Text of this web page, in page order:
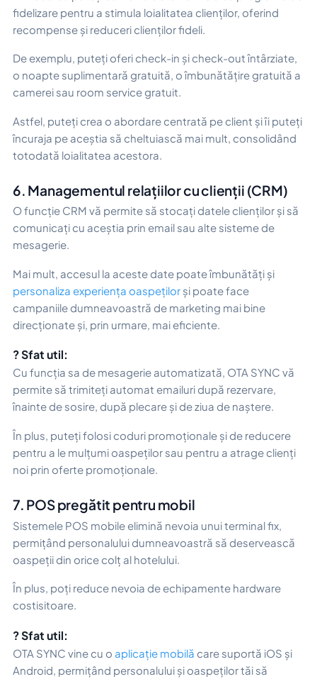
fidelizare pentru a stimula loialitatea clienților, oferind
recompense și reduceri clienților fideli.
De exemplu, puteți oferi check-in și check-out întârziate,
o noapte suplimentară gratuită, o îmbunătățire gratuită a
camerei sau room service gratuit.
Astfel, puteți crea o abordare centrată pe client și îi puteți
încuraja pe aceștia să cheltuiască mai mult, consolidând
totodată loialitatea acestora.
6. Managementul relațiilor cu clienții (CRM)
O funcție CRM vă permite să stocați datele clienților și să
comunicați cu aceștia prin email sau alte sisteme de
mesagerie.
Mai mult, accesul la aceste date poate îmbunătăți și
personaliza experiența oaspeților și poate face
campaniile dumneavoastră de marketing mai bine
direcționate și, prin urmare, mai eficiente.
? Sfat util:
Cu funcția sa de mesagerie automatizată, OTA SYNC vă
permite să trimiteți automat emailuri după rezervare,
înainte de sosire, după plecare și de ziua de naștere.
În plus, puteți folosi coduri promoționale și de reducere
pentru a le mulțumi oaspeților sau pentru a atrage clienți
noi prin oferte promoționale.
7. POS pregătit pentru mobil
Sistemele POS mobile elimină nevoia unui terminal fix,
permițând personalului dumneavoastră să deservească
oaspeții din orice colț al hotelului.
În plus, poți reduce nevoia de echipamente hardware
costisitoare.
? Sfat util:
OTA SYNC vine cu o aplicație mobilă care suportă iOS și
Android, permițând personalului și oaspeților tăi să